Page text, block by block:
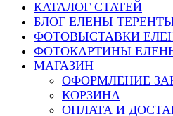
КАТАЛОГ СТАТЕЙ
БЛОГ ЕЛЕНЫ
ФОТОВЫСТАВКИ
ФОТОКАРТИНЫ
МАГАЗИН
ОФОРМЛЕНИЕ
КОРЗИНА
ОПЛАТА И